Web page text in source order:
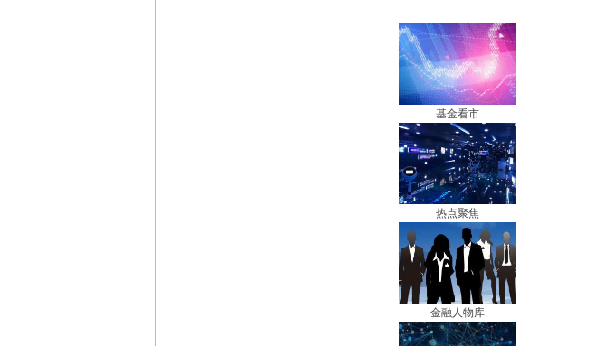
基金看市
热点聚焦
金融人物库